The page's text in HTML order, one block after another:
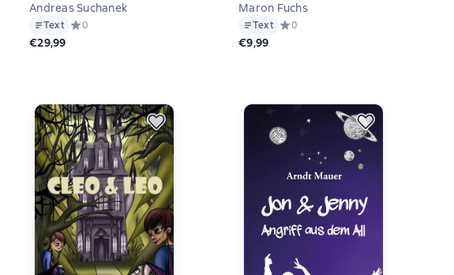
0 оценок
Andreas Suchanek
Text Средний рейтинг 0 на основе 0 оценок
0
€29,99
Maron Fuchs
Text Средний рейтинг 0 на основе 0
0
€9,99